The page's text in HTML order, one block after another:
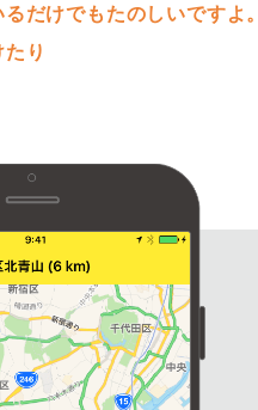
だけでもたのしいですよ。
り